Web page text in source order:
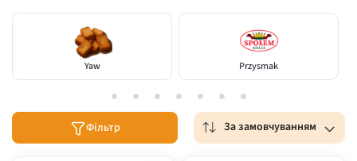
Yaw Przysmak
Фільтр За замовчуванням